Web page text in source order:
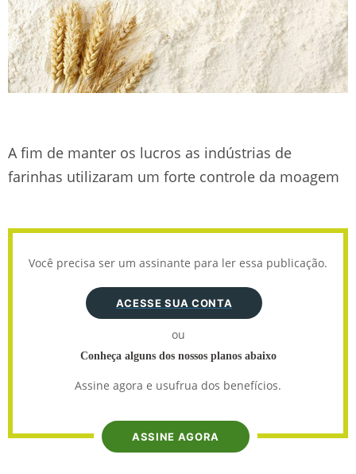
A fim de manter os lucros as indústrias de
farinhas utilizaram um forte controle da moagem
Você precisa ser um assinante para ler essa publicação.
ACESSE SUA CONTA
ou
Conheça alguns dos nossos planos abaixo
Assine agora e usufrua dos benefícios.
ASSINE AGORA